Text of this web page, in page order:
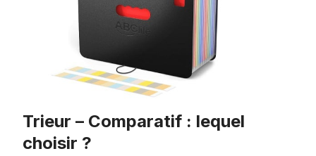
Trieur – Comparatif : lequel
choisir ?